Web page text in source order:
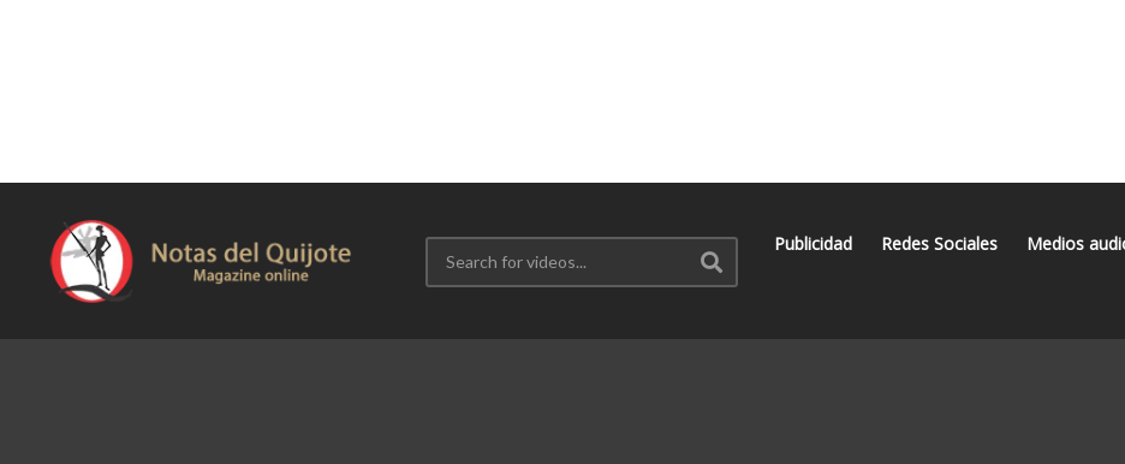
Publicidad Redes Sociales Medios